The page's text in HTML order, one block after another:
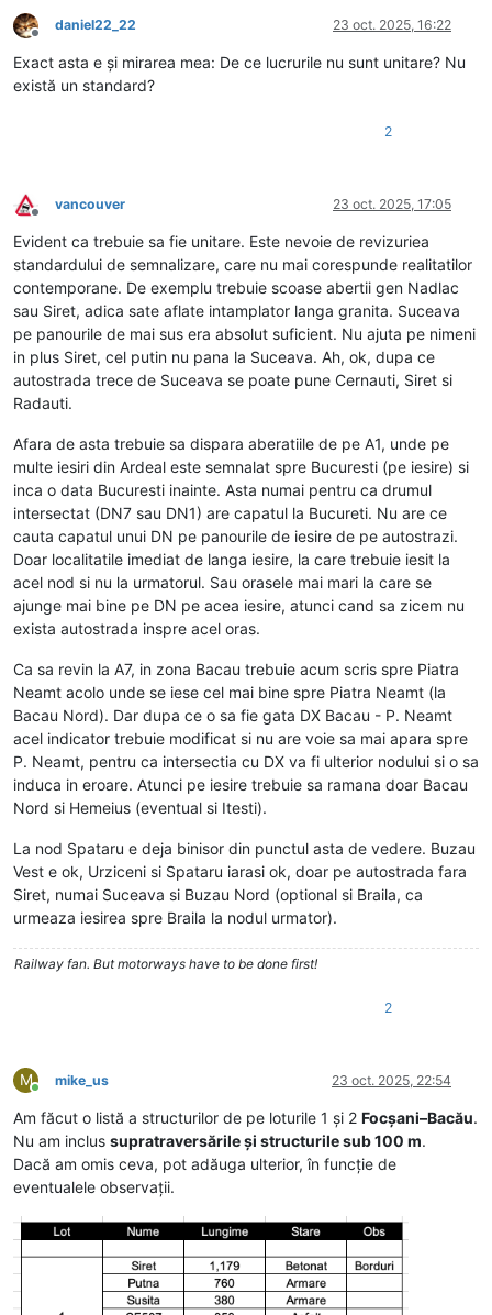
Deconectat
daniel22_22 23 oct. 2025, 16:22
Exact asta e și mirarea mea: De ce lucrurile nu sunt unitare? Nu
există un standard?
2
Deconectat
vancouver 23 oct. 2025, 17:05
Evident ca trebuie sa fie unitare. Este nevoie de revizuriea
standardului de semnalizare, care nu mai corespunde realitatilor
contemporane. De exemplu trebuie scoase abertii gen Nadlac
sau Siret, adica sate aflate intamplator langa granita. Suceava
pe panourile de mai sus era absolut suficient. Nu ajuta pe nimeni
in plus Siret, cel putin nu pana la Suceava. Ah, ok, dupa ce
autostrada trece de Suceava se poate pune Cernauti, Siret si
Radauti.
Afara de asta trebuie sa dispara aberatiile de pe A1, unde pe
multe iesiri din Ardeal este semnalat spre Bucuresti (pe iesire) si
inca o data Bucuresti inainte. Asta numai pentru ca drumul
intersectat (DN7 sau DN1) are capatul la Bucureti. Nu are ce
cauta capatul unui DN pe panourile de iesire de pe autostrazi.
Doar localitatile imediat de langa iesire, la care trebuie iesit la
acel nod si nu la urmatorul. Sau orasele mai mari la care se
ajunge mai bine pe DN pe acea iesire, atunci cand sa zicem nu
exista autostrada inspre acel oras.
Ca sa revin la A7, in zona Bacau trebuie acum scris spre Piatra
Neamt acolo unde se iese cel mai bine spre Piatra Neamt (la
Bacau Nord). Dar dupa ce o sa fie gata DX Bacau - P. Neamt
acel indicator trebuie modificat si nu are voie sa mai apara spre
P. Neamt, pentru ca intersectia cu DX va fi ulterior nodului si o sa
induca in eroare. Atunci pe iesire trebuie sa ramana doar Bacau
Nord si Hemeius (eventual si Itesti).
La nod Spataru e deja binisor din punctul asta de vedere. Buzau
Vest e ok, Urziceni si Spataru iarasi ok, doar pe autostrada fara
Siret, numai Suceava si Buzau Nord (optional si Braila, ca
urmeaza iesirea spre Braila la nodul urmator).
Railway fan. But motorways have to be done first!
2
M
Conectat
mike_us 23 oct. 2025, 22:54
Am făcut o listă a structurilor de pe loturile 1 și 2 Focșani–Bacău.
Nu am inclus supratraversările și structurile sub 100 m.
Dacă am omis ceva, pot adăuga ulterior, în funcție de
eventualele observații.